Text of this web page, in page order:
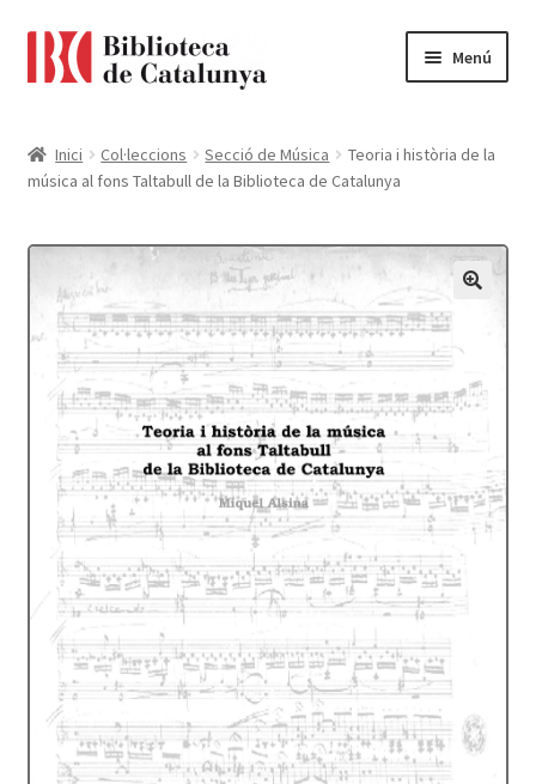
Menú
Accessibilitat
Cistella
El meu compte
Finalitzar compra
Novetats
Payment
Protecció de dades
Termes i condicions
Inici Col·leccions Secció de Música
Teoria i història de la
música al fons Taltabull de la Biblioteca de Catalunya